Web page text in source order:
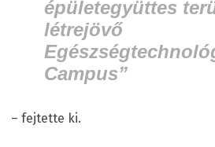
épületegyüttes
létrejövő
Campus”
– fejtette ki.